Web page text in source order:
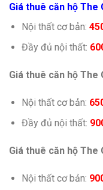
Giá thuê căn hộ The
Nội thất cơ bản:
Đầy đủ nội thất:
Giá thuê căn hộ The
Nội thất cơ bản:
Đầy đủ nội thất:
Giá thuê căn hộ The
Nội thất cơ bản: